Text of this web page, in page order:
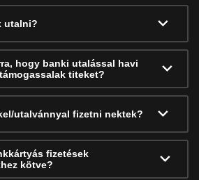
utalni?
hogy banki utalással havi
titeket?
utalvánnyal fizetni nektek?
fizetések
kötve?